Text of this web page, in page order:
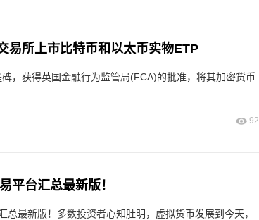
易所上市比特币和以太币实物ETP
，获得英国金融行为监管局(FCA)的批准，将其加密货币
92
平台汇总最新版！
总最新版！多数投资者心知肚明，虚拟货币发展到今天，